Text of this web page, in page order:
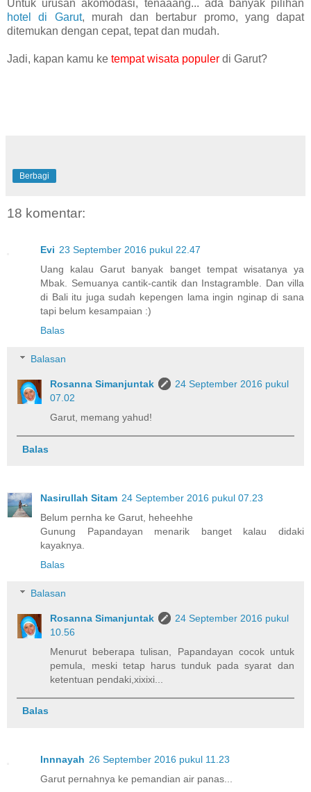
Untuk urusan akomodasi, tenaaang... ada banyak pilihan
hotel di Garut, murah dan bertabur promo, yang dapat
ditemukan dengan cepat, tepat dan mudah.
Jadi, kapan kamu ke tempat wisata populer di Garut?
Berbagi
18 komentar:
Evi 23 September 2016 pukul 22.47
Uang kalau Garut banyak banget tempat wisatanya ya
Mbak. Semuanya cantik-cantik dan Instagramble. Dan villa
di Bali itu juga sudah kepengen lama ingin nginap di sana
tapi belum kesampaian :)
Balas
Balasan
Rosanna Simanjuntak
24 September 2016 pukul
07.02
Garut, memang yahud!
Balas
Nasirullah Sitam 24 September 2016 pukul 07.23
Belum pernha ke Garut, heheehhe
Gunung Papandayan menarik banget kalau didaki
kayaknya.
Balas
Balasan
Rosanna Simanjuntak
24 September 2016 pukul
10.56
Menurut beberapa tulisan, Papandayan cocok untuk
pemula, meski tetap harus tunduk pada syarat dan
ketentuan pendaki,xixixi...
Balas
Innnayah 26 September 2016 pukul 11.23
Garut pernahnya ke pemandian air panas...